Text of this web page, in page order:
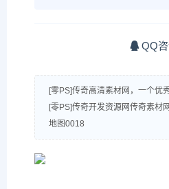
QQ咨
[零PS]传奇高清素材网，一个优
[零PS]传奇开发资源网传奇素材
地图0018